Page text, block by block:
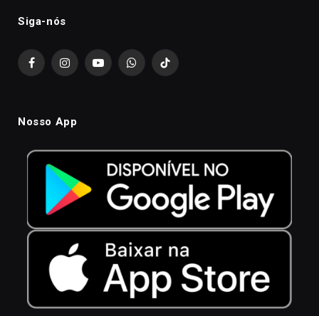
Siga-nós
FacebookInstagramYouTubeWhatsAppTikTok
Nosso App